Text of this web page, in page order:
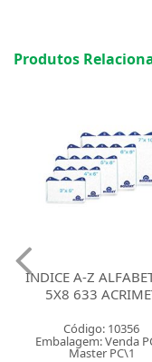
Produtos
INDICE A-Z
5X8 633
Código: 10356
Embalagem: Venda
Master PC\1